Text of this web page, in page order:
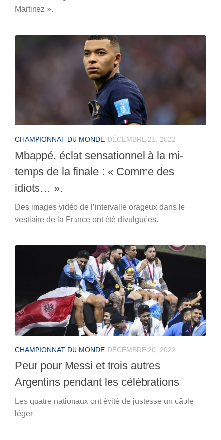
Martinez ».
CHAMPIONNAT DU MONDE DÉCEMBRE 21, 2022
Mbappé, éclat sensationnel à la mi-
temps de la finale : « Comme des
idiots… ».
Des images vidéo de l’intervalle orageux dans le
vestiaire de la France ont été divulguées.
CHAMPIONNAT DU MONDE DÉCEMBRE 20, 2022
Peur pour Messi et trois autres
Argentins pendant les célébrations
Les quatre nationaux ont évité de justesse un câble
léger